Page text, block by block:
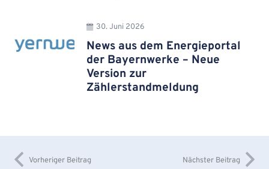
30. Juni 2026
News aus dem Energieportal
der Bayernwerke – Neue
Version zur
Zählerstandmeldung
Vorheriger Beitrag Nächster Beitrag